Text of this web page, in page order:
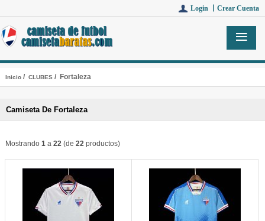
Login 丨 Crear Cuenta
Inicio/ CLUBES/ Fortaleza
Camiseta De Fortaleza
Mostrando 1a 22(de 22productos)